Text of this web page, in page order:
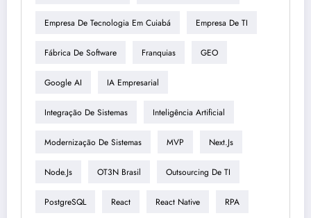
Empresa De Tecnologia Em Cuiabá Empresa De TI
Fábrica De Software Franquias GEO
Google AI IA Empresarial
Integração De Sistemas Inteligência Artificial
Modernização De Sistemas MVP Next.js
Node.js OT3N Brasil Outsourcing De TI
PostgreSQL React React Native RPA